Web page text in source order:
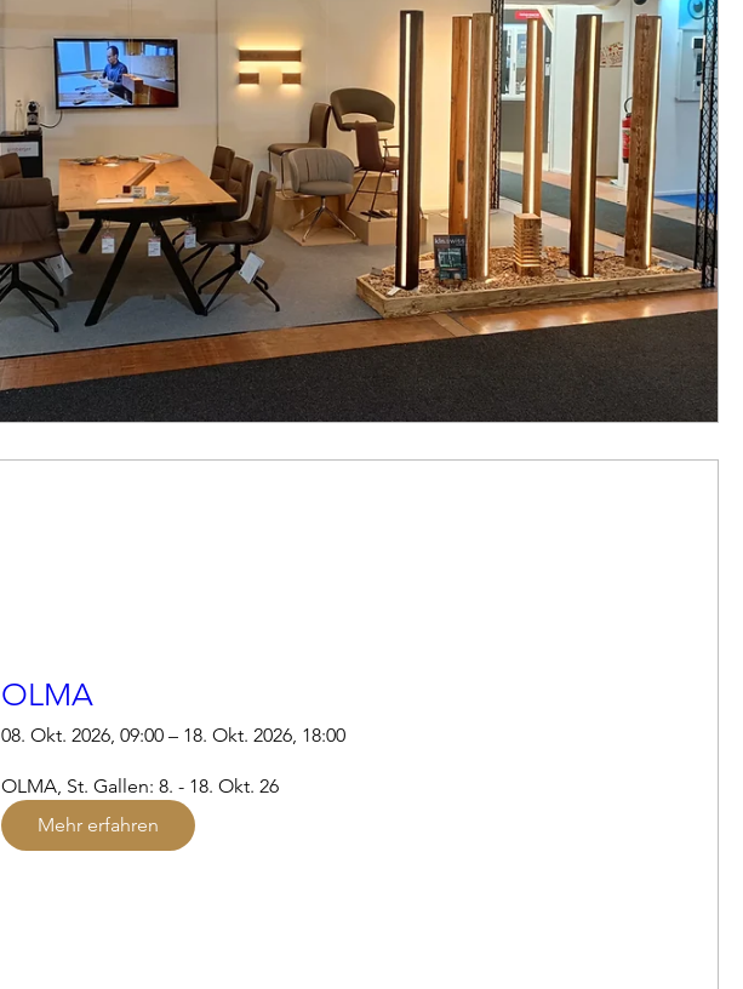
OLMA
08. Okt. 2026, 09:00 – 18. Okt. 2026, 18:00
OLMA, St. Gallen: 8. - 18. Okt. 26
Mehr erfahren